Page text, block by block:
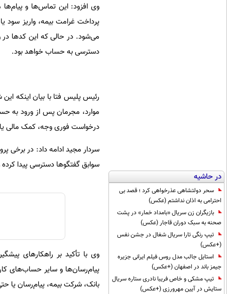
در حاشیه
سحر دولتشاهی عذرخواهی کرد ؛ قصد بی
احترامی به اذان نداشتم (عکس)
بازیگران زن سریال «بامداد خمار» در پشت
صحنه به سبک دوران قاجار (عکس)
تیپ رنگی تارا سریال شغال در جشن نفس
(+عکس)
استایل جالب مدل روس فیلم ایرانی جزیره
جیمز باند در اصفهان (+عکس)
تیپ مشکی و خاص فریبا نادری ستاره سریال
ستایش در آیین مهرورزی (+عکس)
وی افزود: این تماس‌ها و پیام‌ها
پرداخت غرامت بیمه، واریز سود
می‌شود. در حالی که این کدها در
دسترسی به حساب خواهد بود.
رئیس پلیس فتا با بیان اینکه
موارد، مجرمان پس از ورود به
درخواست فوری وجه، کمک مالی یا
سردار مجید ادامه داد: در برخی
سوابق گفتگوها دسترسی پیدا کرده
وی با تأکید بر راهکارهای
پیام‌رسان‌ها و سایر حساب‌های
بانک، شرکت بیمه، پیام‌رسان یا